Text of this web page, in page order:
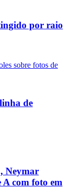
por raio
de
Neymar
A com foto em